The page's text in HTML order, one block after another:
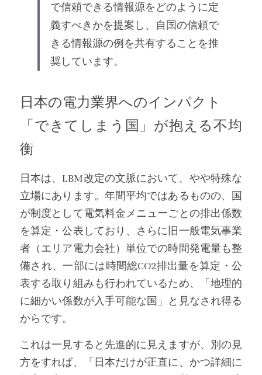
で信頼できる情報源をどのように定
義すべきかを提案し、自国の信頼で
きる情報源の例を共有することを推
奨しています。
日本の電力業界へのインパクト
「できてしまう国」が抱える不均
衡
日本は、LBM改定の文脈において、やや特殊な
立場にあります。年間平均ではあるものの、国
が制度として電気料金メニューごとの排出係数
を算定・公表しており、さらに旧一般電気事業
者（エリア電力会社）単位での時間発電量も整
備され、一部には時間総CO2排出量を算定・公
表する取り組みも行われているため、「地理的
に細かい係数が入手可能な国」と見なされ得る
からです。
これは一見すると先進的に見えますが、別の見
方をすれば、「日本だけが正直に、かつ詳細に